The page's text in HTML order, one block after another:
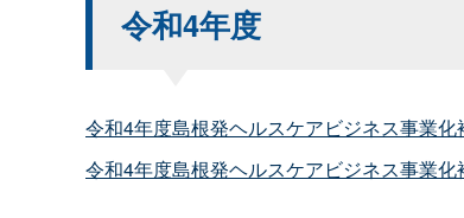
令和4年度
令和4年度島根発ヘルスケアビジネス事業化
令和4年度島根発ヘルスケアビジネス事業化